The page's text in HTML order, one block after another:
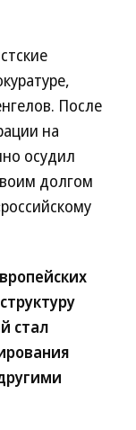
После
на
осудил
долгом
стал